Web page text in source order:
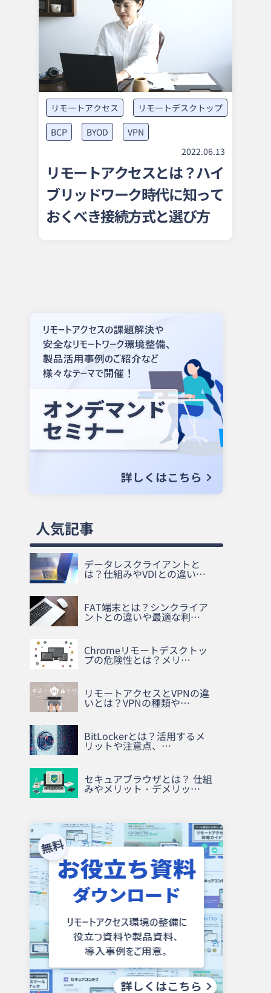
リモートアクセス
リモートデスクトップ
BCP
BYOD
VPN
2022.06.13
リモートアクセスとは？ハイ
ブリッドワーク時代に知って
おくべき接続方式と選び方
人気記事
データレスクライアントと
は？仕組みやVDIとの違い…
FAT端末とは？シンクライア
ントとの違いや最適な利…
Chromeリモートデスクトッ
プの危険性とは？メリ…
リモートアクセスとVPNの違
いとは？VPNの種類や…
BitLockerとは？活用するメ
リットや注意点、…
セキュアブラウザとは？ 仕組
みやメリット・デメリッ…